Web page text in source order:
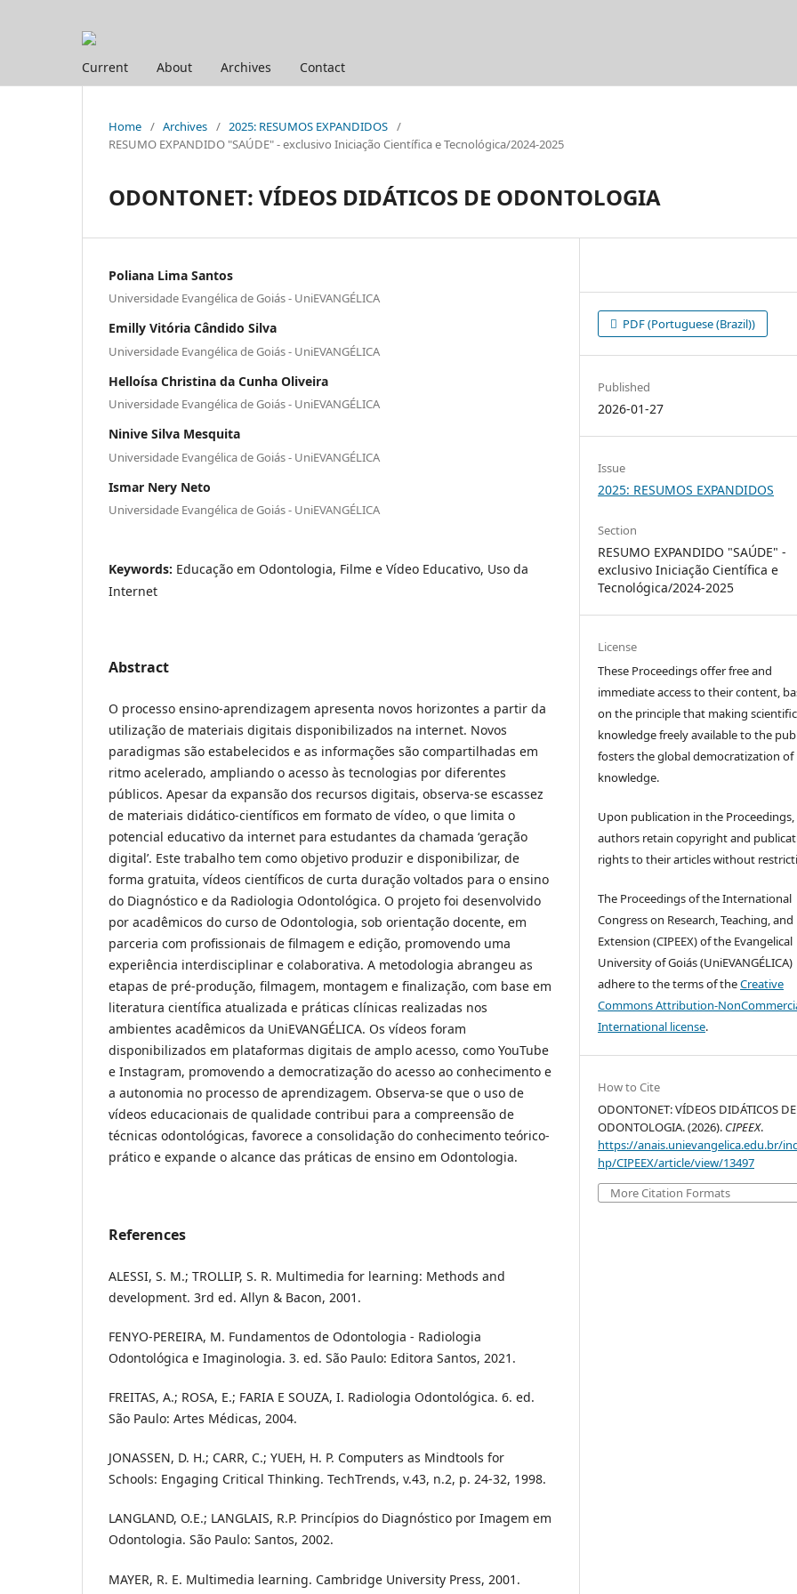
Current About Archives Contact
Home / Archives / 2025: RESUMOS EXPANDIDOS /
RESUMO EXPANDIDO "SAÚDE" - exclusivo Iniciação Científica e Tecnológica/2024-2025
ODONTONET: VÍDEOS DIDÁTICOS DE ODONTOLOGIA
Poliana Lima Santos
Universidade Evangélica de Goiás - UniEVANGÉLICA
Emilly Vitória Cândido Silva
Universidade Evangélica de Goiás - UniEVANGÉLICA
Helloísa Christina da Cunha Oliveira
Universidade Evangélica de Goiás - UniEVANGÉLICA
Ninive Silva Mesquita
Universidade Evangélica de Goiás - UniEVANGÉLICA
Ismar Nery Neto
Universidade Evangélica de Goiás - UniEVANGÉLICA
Keywords: Educação em Odontologia, Filme e Vídeo Educativo, Uso da
Internet
Abstract
O processo ensino-aprendizagem apresenta novos horizontes a partir da
utilização de materiais digitais disponibilizados na internet. Novos
paradigmas são estabelecidos e as informações são compartilhadas em
ritmo acelerado, ampliando o acesso às tecnologias por diferentes
públicos. Apesar da expansão dos recursos digitais, observa-se escassez
de materiais didático-científicos em formato de vídeo, o que limita o
potencial educativo da internet para estudantes da chamada ‘geração
digital’. Este trabalho tem como objetivo produzir e disponibilizar, de
forma gratuita, vídeos científicos de curta duração voltados para o ensino
do Diagnóstico e da Radiologia Odontológica. O projeto foi desenvolvido
por acadêmicos do curso de Odontologia, sob orientação docente, em
parceria com profissionais de filmagem e edição, promovendo uma
experiência interdisciplinar e colaborativa. A metodologia abrangeu as
etapas de pré-produção, filmagem, montagem e finalização, com base em
literatura científica atualizada e práticas clínicas realizadas nos
ambientes acadêmicos da UniEVANGÉLICA. Os vídeos foram
disponibilizados em plataformas digitais de amplo acesso, como YouTube
e Instagram, promovendo a democratização do acesso ao conhecimento e
a autonomia no processo de aprendizagem. Observa-se que o uso de
vídeos educacionais de qualidade contribui para a compreensão de
técnicas odontológicas, favorece a consolidação do conhecimento teórico-
prático e expande o alcance das práticas de ensino em Odontologia.
References
ALESSI, S. M.; TROLLIP, S. R. Multimedia for learning: Methods and
development. 3rd ed. Allyn & Bacon, 2001.
FENYO-PEREIRA, M. Fundamentos de Odontologia - Radiologia
Odontológica e Imaginologia. 3. ed. São Paulo: Editora Santos, 2021.
FREITAS, A.; ROSA, E.; FARIA E SOUZA, I. Radiologia Odontológica. 6. ed.
São Paulo: Artes Médicas, 2004.
JONASSEN, D. H.; CARR, C.; YUEH, H. P. Computers as Mindtools for
Schools: Engaging Critical Thinking. TechTrends, v.43, n.2, p. 24-32, 1998.
LANGLAND, O.E.; LANGLAIS, R.P. Princípios do Diagnóstico por Imagem em
Odontologia. São Paulo: Santos, 2002.
MAYER, R. E. Multimedia learning. Cambridge University Press, 2001.
PDF (Portuguese (Brazil))
Published
2026-01-27
Issue
2025: RESUMOS EXPANDIDOS
Section
RESUMO EXPANDIDO "SAÚDE" -
exclusivo Iniciação Científica e
Tecnológica/2024-2025
License
These Proceedings offer free and
immediate access to their content,
on the principle that making scientific
knowledge freely available to the
fosters the global democratization of
knowledge.
Upon publication in the Proceedings,
authors retain copyright and
rights to their articles without
The Proceedings of the International
Congress on Research, Teaching, and
Extension (CIPEEX) of the Evangelical
University of Goiás (UniEVANGÉLICA)
adhere to the terms of theCreative
Commons Attribution-
International license.
How to Cite
ODONTONET: VÍDEOS DIDÁTICOS DE
ODONTOLOGIA. (2026). CIPEEX.
https://anais.unievangelica.edu.br/
hp/CIPEEX/article/view/13497
More Citation Formats